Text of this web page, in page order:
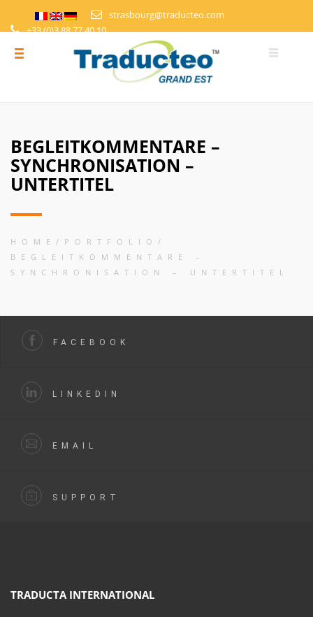
strasbourg@traducteo.com
+33 (0)3 88 77 40 10
DEMANDE DE DEVIS
ESPACE PERSONNEL
BEGLEITKOMMENTARE –
SYNCHRONISATION –
UNTERTITEL
HOME
PORTFOLIO
BEGLEITKOMMENTARE –
SYNCHRONISATION – UNTERTITEL
FACEBOOK
LINKEDIN
EMAIL
SUPPORT
TRADUCTA INTERNATIONAL